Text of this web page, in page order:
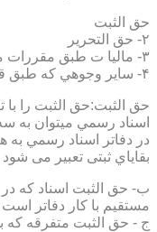
حق الثبت
۲- حق التحرير
۳- ماليا ت طبق مقررات مالياتي
۴- ساير وجوهي كه طبق قوانين ديگر محول شده باشد
حق الثبت:حق الثبت را با
اسناد رسمي ميتوان به
در دفاتر اسناد رسمي به
بقاياي ثبتی تعبیر می شود
ب- حق الثبت اسناد كه در
مستقيم با كار دفاتر است
ج - حق الثبت متفرقه كه